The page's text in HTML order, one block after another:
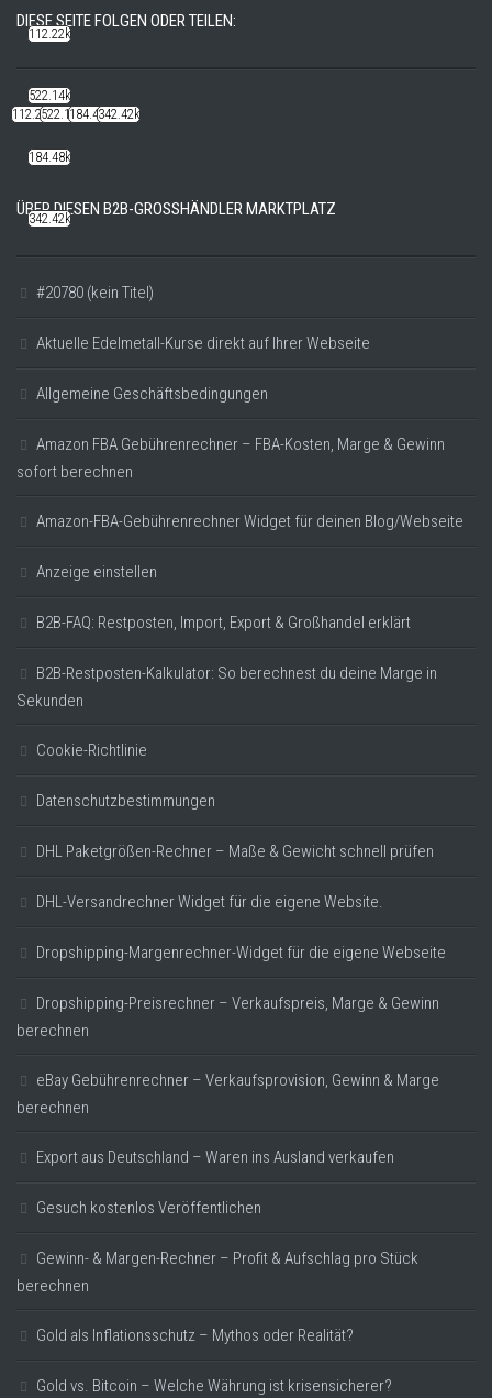
DIESE SEITE FOLGEN ODER TEILEN:
112.22k522.14k184.48k342.42k
ÜBER DIESEN B2B-GROSSHÄNDLER MARKTPLATZ
#20780 (kein Titel)
Aktuelle Edelmetall-Kurse direkt auf Ihrer Webseite
Allgemeine Geschäftsbedingungen
Amazon FBA Gebührenrechner – FBA-Kosten, Marge & Gewinn
sofort berechnen
Amazon-FBA-Gebührenrechner Widget für deinen Blog/Webseite
Anzeige einstellen
B2B-FAQ: Restposten, Import, Export & Großhandel erklärt
B2B-Restposten-Kalkulator: So berechnest du deine Marge in
Sekunden
Cookie-Richtlinie
Datenschutzbestimmungen
DHL Paketgrößen-Rechner – Maße & Gewicht schnell prüfen
DHL-Versandrechner Widget für die eigene Website.
Dropshipping-Margenrechner-Widget für die eigene Webseite
Dropshipping-Preisrechner – Verkaufspreis, Marge & Gewinn
berechnen
eBay Gebührenrechner – Verkaufsprovision, Gewinn & Marge
berechnen
Export aus Deutschland – Waren ins Ausland verkaufen
Gesuch kostenlos Veröffentlichen
Gewinn- & Margen-Rechner – Profit & Aufschlag pro Stück
berechnen
Gold als Inflationsschutz – Mythos oder Realität?
Gold vs. Bitcoin – Welche Währung ist krisensicherer?
112.22k
522.14k
184.48k
342.42k